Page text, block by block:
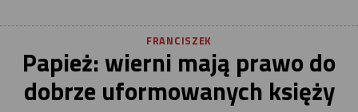
FRANCISZEK
Papież: wierni mają prawo do
dobrze uformowanych księży